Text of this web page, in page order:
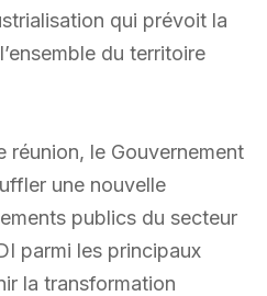
qui prévoit la
du territoire
réunion, le Gouvernement
une nouvelle
publics du secteur
parmi les principaux
la transformation